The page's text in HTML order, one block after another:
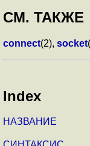
СМ. ТАКЖЕ
connect(2), socket
Index
НАЗВАНИЕ